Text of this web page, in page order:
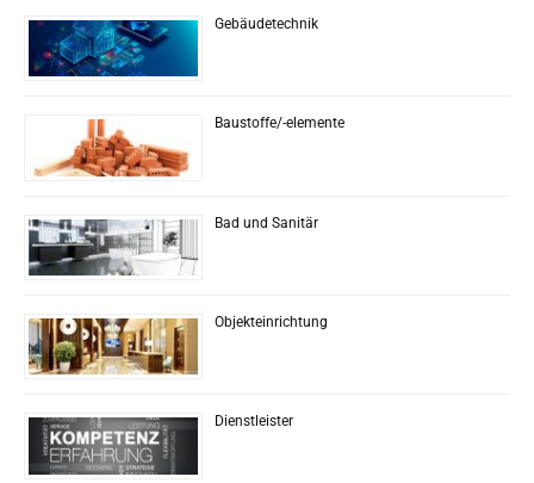
Gebäudetechnik
Baustoffe/-elemente
Bad und Sanitär
Objekteinrichtung
Dienstleister